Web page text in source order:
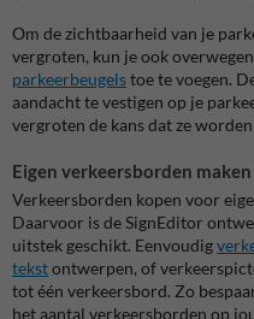
Om de zichtbaarheid van je
vergroten, kun je ook
parkeerbeugelstoe te voegen.
aandacht te vestigen op je
vergroten de kans dat ze
Eigen verkeersborden
Verkeersborden kopen voor
Daarvoor is de SignEditor
uitstek geschikt. Eenvoudig
tekstontwerpen, of
tot één verkeersbord. Zo
het aantal verkeersborden op